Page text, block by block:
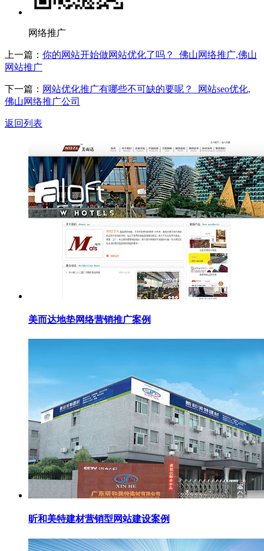
网络推广
上一篇： 你的网站开始做网站优化了吗？_佛山网络推广,佛山
网站推广
下一篇： 网站优化推广有哪些不可缺的要呢？_网站seo优化,
佛山网络推广公司
返回列表
美而达地垫网络营销推广案例
昕和美特建材营销型网站建设案例